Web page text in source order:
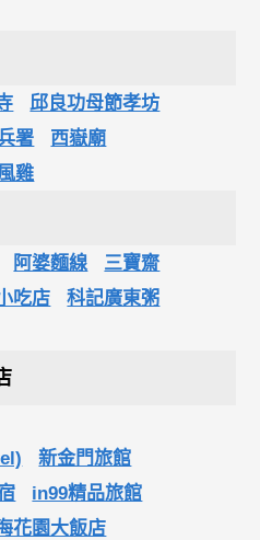
邱良功母節孝坊
署
西嶽廟
雞
阿婆麵線
三寶齋
吃店
科記廣東粥
新金門旅館
in99精品旅館
花園大飯店